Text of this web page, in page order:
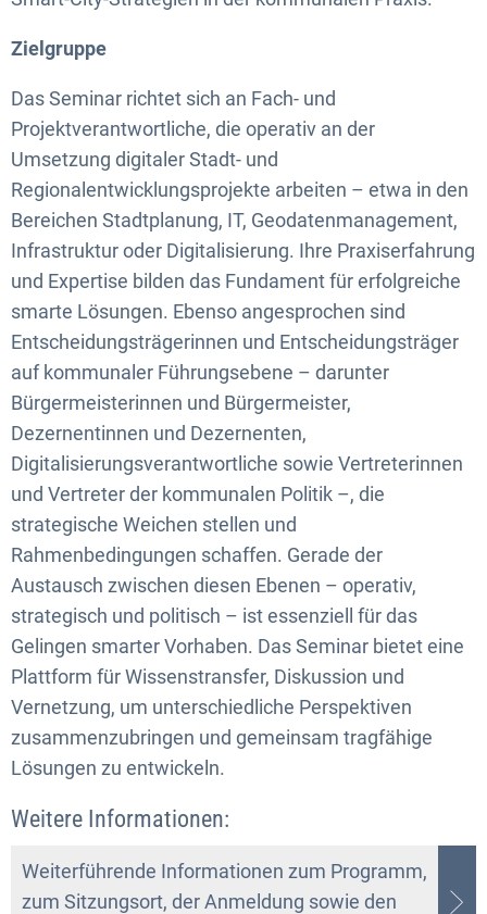
Zielgruppe
Das Seminar richtet sich an Fach- und
Projektverantwortliche, die operativ an der
Umsetzung digitaler Stadt- und
Regionalentwicklungsprojekte arbeiten – etwa in den
Bereichen Stadtplanung, IT, Geodatenmanagement,
Infrastruktur oder Digitalisierung. Ihre Praxiserfahrung
und Expertise bilden das Fundament für erfolgreiche
smarte Lösungen. Ebenso angesprochen sind
Entscheidungsträgerinnen und Entscheidungsträger
auf kommunaler Führungsebene – darunter
Bürgermeisterinnen und Bürgermeister,
Dezernentinnen und Dezernenten,
Digitalisierungsverantwortliche sowie Vertreterinnen
und Vertreter der kommunalen Politik –, die
strategische Weichen stellen und
Rahmenbedingungen schaffen. Gerade der
Austausch zwischen diesen Ebenen – operativ,
strategisch und politisch – ist essenziell für das
Gelingen smarter Vorhaben. Das Seminar bietet eine
Plattform für Wissenstransfer, Diskussion und
Vernetzung, um unterschiedliche Perspektiven
zusammenzubringen und gemeinsam tragfähige
Lösungen zu entwickeln.
Weitere Informationen:
Weiterführende Informationen zum Programm,
zum Sitzungsort, der Anmeldung sowie den